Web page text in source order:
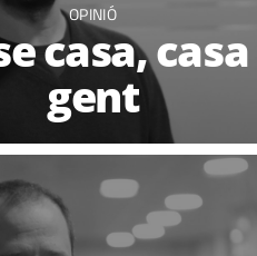
OPINIÓ
casa,
gent